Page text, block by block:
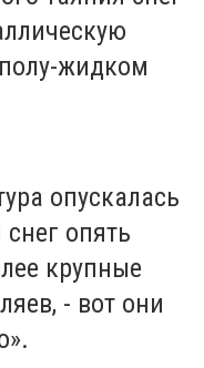
жидком
опускалась
опять
крупные
- вот они